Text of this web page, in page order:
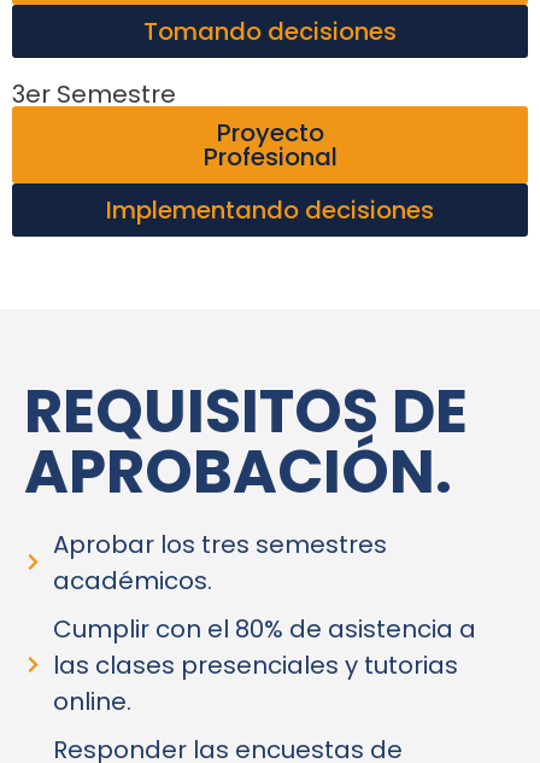
Tomando decisiones
3er Semestre
Proyecto
Profesional
Implementando decisiones
REQUISITOS DE
APROBACIÓN.
Aprobar los tres semestres
académicos.
Cumplir con el 80% de asistencia a
las clases presenciales y tutorias
online.
Responder las encuestas de